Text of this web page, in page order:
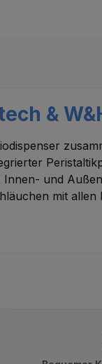
&
und
mit allen